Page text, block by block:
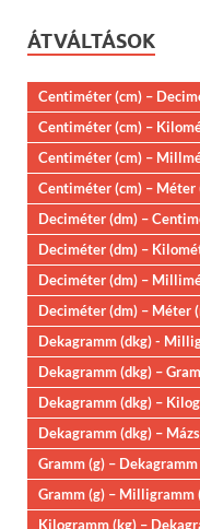
ÁTVÁLTÁSOK
Centiméter (cm) –
Centiméter (cm) –
Centiméter (cm) –
Centiméter (cm) – Méter
Deciméter (dm) –
Deciméter (dm) –
Deciméter (dm) –
Deciméter (dm) – Méter
Dekagramm (dkg) -
Dekagramm (dkg) –
Dekagramm (dkg) –
Dekagramm (dkg) –
Gramm (g) –
Gramm (g) – Milligramm
Kilogramm (kg) –